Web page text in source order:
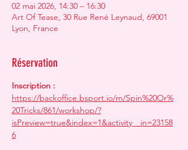
02 mai 2026, 14:30 – 16:30
Art Of Tease, 30 Rue René Leynaud, 69001
Lyon, France
Réservation
Inscription :
https://backoffice.bsport.io/m/Spin%20Or%
20Tricks/861/workshop/?
isPreview=true&index=1&activity__in=23158
6